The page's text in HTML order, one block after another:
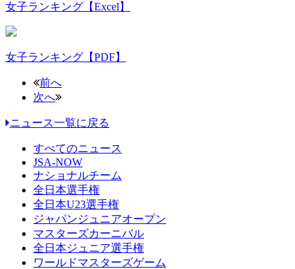
女子ランキング【Excel】
女子ランキング【PDF】
前へ
次へ
ニュース一覧に戻る
すべてのニュース
JSA-NOW
ナショナルチーム
全日本選手権
全日本U23選手権
ジャパンジュニアオープン
マスターズカーニバル
全日本ジュニア選手権
ワールドマスターズゲーム